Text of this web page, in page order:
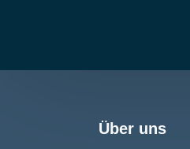
Über uns